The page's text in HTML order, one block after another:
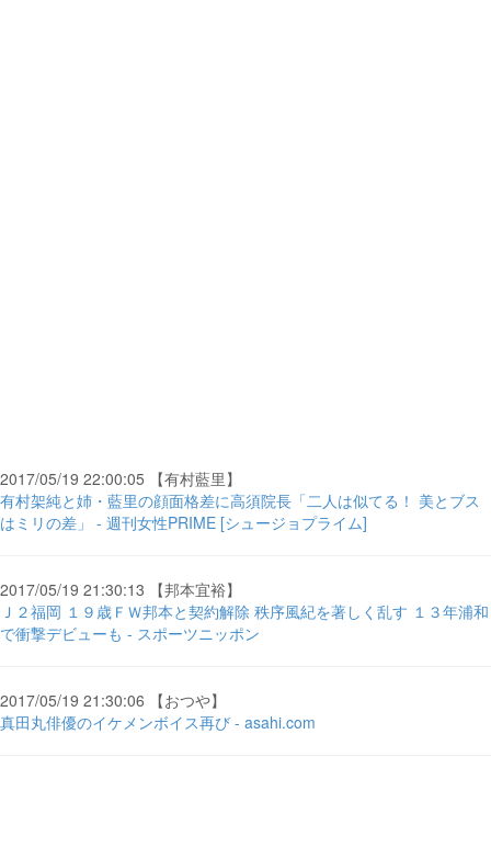
2017/05/19 22:00:05 【有村藍里】
有村架純と姉・藍里の顔面格差に高須院長「二人は似てる！ 美とブス
はミリの差」 - 週刊女性PRIME [シュージョプライム]
2017/05/19 21:30:13 【邦本宜裕】
Ｊ２福岡 １９歳ＦＷ邦本と契約解除 秩序風紀を著しく乱す １３年浦和
で衝撃デビューも - スポーツニッポン
2017/05/19 21:30:06 【おつや】
真田丸俳優のイケメンボイス再び - asahi.com